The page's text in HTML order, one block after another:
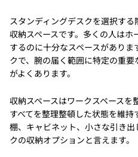
スタンディングデスクを選択す
収納スペースです。多くの人は
するのに十分なスペースがあり
クで、腕の届く範囲に特定の重
がよくあります。
収納スペースはワークスペース
すべてを整理整頓した状態を維
棚、キャビネット、小さな引き
クの収納オプションと言えます。